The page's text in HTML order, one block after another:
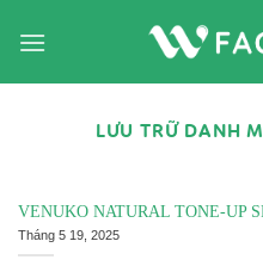
qua
LƯU TRỮ DANH
VENUKO NATURAL TONE-UP
Tháng 5 19, 2025